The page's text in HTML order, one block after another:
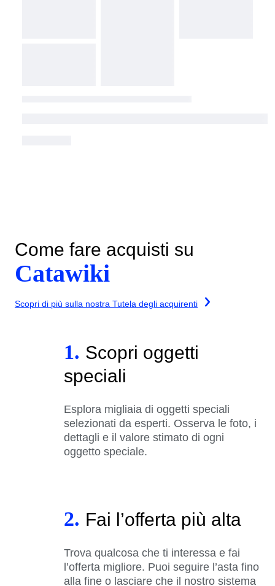
Come fare acquisti su
Catawiki
Scopri di più sulla nostra Tutela degli acquirenti
1. Scopri oggetti
speciali
Esplora migliaia di oggetti speciali
selezionati da esperti. Osserva le foto, i
dettagli e il valore stimato di ogni
oggetto speciale.
2. Fai l’offerta più alta
Trova qualcosa che ti interessa e fai
l’offerta migliore. Puoi seguire l’asta fino
alla fine o lasciare che il nostro sistema